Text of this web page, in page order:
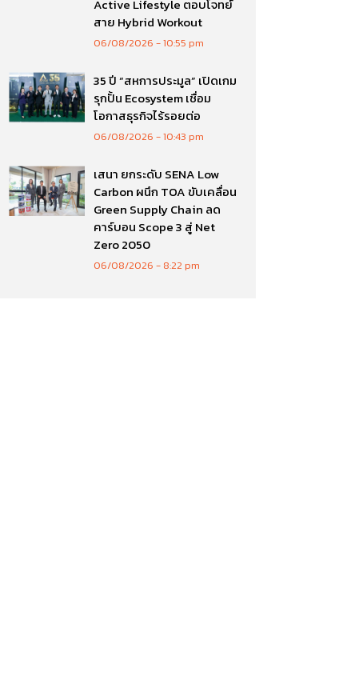
Active Lifestyle ตอบโจทย์
สาย Hybrid Workout
06/08/2026 10:55 pm
35 ปี “สหการประมูล” เปิดเกม
รุกปั้น Ecosystem เชื่อม
โอกาสธุรกิจไร้รอยต่อ
06/08/2026 10:43 pm
เสนา ยกระดับ SENA Low
Carbon ผนึก TOA ขับเคลื่อน
Green Supply Chain ลด
คาร์บอน Scope 3 สู่ Net
Zero 2050
06/08/2026 8:22 pm